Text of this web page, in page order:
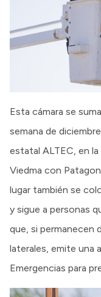
Esta cámara se
semana de
estatal ALTEC, en
Viedma con
lugar también se
y sigue a personas
que, si permanecen
laterales, emite una
Emergencias para